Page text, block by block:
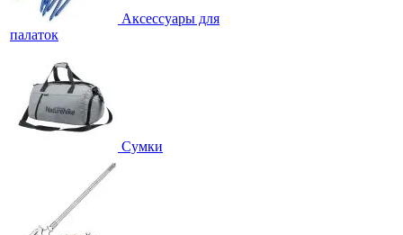
Аксессуары для
палаток
Сумки